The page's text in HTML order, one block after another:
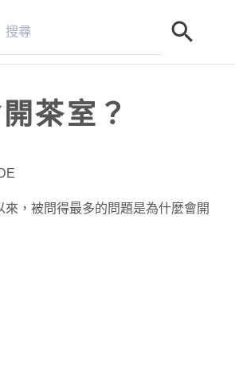
茶室？
，被問得最多的問題是為什麼會開